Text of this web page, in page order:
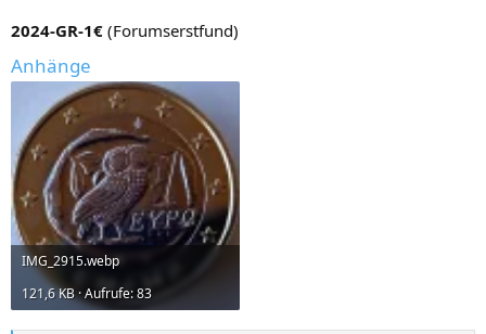
2024-GR-1€ (Forumserstfund)
Anhänge
IMG_2915.webp
121,6 KB · Aufrufe: 83